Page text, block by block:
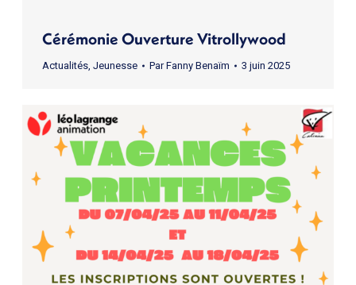
Cérémonie Ouverture Vitrollywood
Actualités, Jeunesse ParFanny Benaïm 3 juin 2025